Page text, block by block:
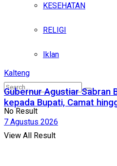
KESEHATAN
RELIGI
Iklan
No Result
View All Result
Kalteng
Gubernur Agustiar Sabran
kepada Bupati, Camat
7 Agustus 2026